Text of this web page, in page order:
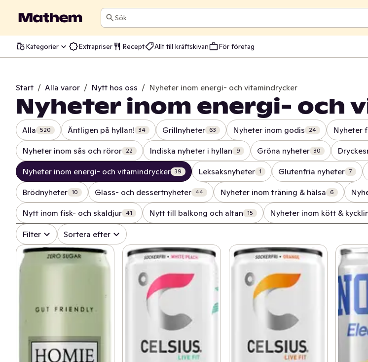
Sök
Kategorier Extrapriser Recept Allt till kräftskivan För företag
Start / Alla varor / Nytt hos oss / Nyheter inom energi- och vitamindrycker
Nyheter inom energi- och
Alla 520 Äntligen på hyllan! 34 Grillnyheter 63 Nyheter inom godis 24 Nyheter
Nyheter inom sås och röror 22 Indiska nyheter i hyllan 9 Gröna nyheter 30
Nyheter inom energi- och vitamindrycker 39 Leksaksnyheter 1 Glutenfria nyheter 7
Brödnyheter 10 Glass- och dessertnyheter 44 Nyheter inom träning & hälsa 6
Nytt inom fisk- och skaldjur 41 Nytt till balkong och altan 15 Nyheter inom kött &
Filter Sortera efter